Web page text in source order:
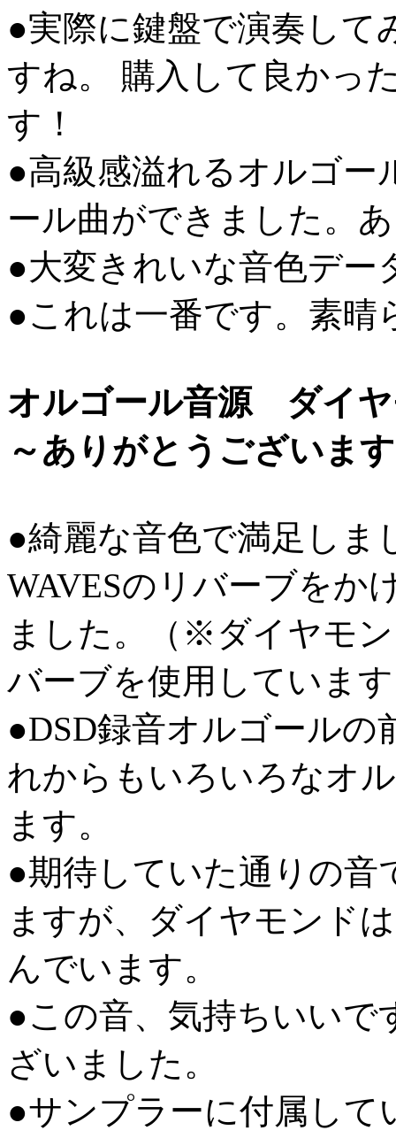
●実際に鍵盤で演奏して
すね。 購入して良かっ
す！
●高級感溢れるオルゴー
ール曲ができました。
●大変きれいな音色デー
●これは一番です。素晴
オルゴール音源 ダイ
～ありがとうございま
●綺麗な音色で満足しま
WAVESのリバーブをか
ました。（※ダイヤモ
バーブを使用していま
●DSD録音オルゴール
れからもいろいろなオ
ます。
●期待していた通りの音
ますが、ダイヤモンド
んでいます。
●この音、気持ちいいで
ざいました。
●サンプラーに付属し